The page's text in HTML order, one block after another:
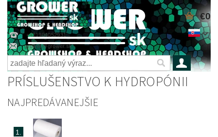
+421904052931
grower@grower.sk
€0
PRÍSLUŠENSTVO K HYDROPÓNII
NAJPREDÁVANEJŠIE
1.